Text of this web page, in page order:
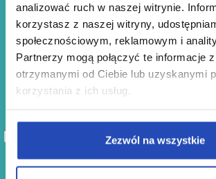
analizować ruch w naszej witrynie.
korzystasz z naszej witryny,
społecznościowym, reklamowym i
Partnerzy mogą połączyć te informacje
otrzymanymi od Ciebie lub uzyskanymi
korzystania z ich usług.
Zezwól na wszystkie
Potrzebny
Współpracujemy z
przewoźnikiem,
który zabierze Was prosto
Kontakt:📞731 40 50